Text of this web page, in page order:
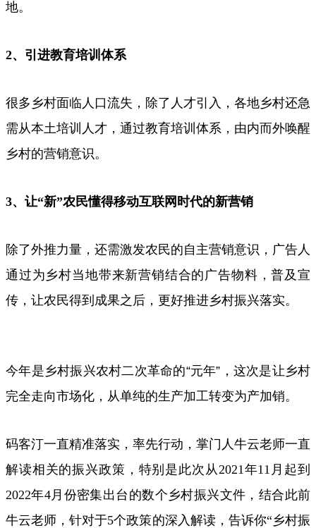
地。
2、引进教育培训体系
很多乡村面临人口流失，除了人才引入，各地乡村还急
需从本土培训人才，通过教育培训体系，由内而外唤醒
乡村的营销意识。
3、让“新”农民懂得移动互联网时代的新营销
除了外推力量，还需激发农民的自主营销意识，广告人
通过为乡村当地带来新营销结合的广告物料，普及宣
传，让农民得到成果之后，更好推进乡村振兴落实。
今年是乡村振兴农村二次革命的“元年”，这次是让乡村
完全走向市场化，从单纯的生产加工转变为产加销。
码客汀一直精准落实，率先行动，掌门人牛云老师一直
解读相关的振兴政策，特别是此次从 2021 年11 月起到
2022年4月份密集出台的数个乡村振兴文件，结合此前
牛云老师，针对于5个政策的深入解读，告诉你“乡村振